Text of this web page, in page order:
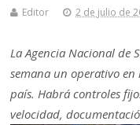
Editor 2 de julio de
La Agencia Nacional de
semana un operativo
país. Habrá controles
velocidad,